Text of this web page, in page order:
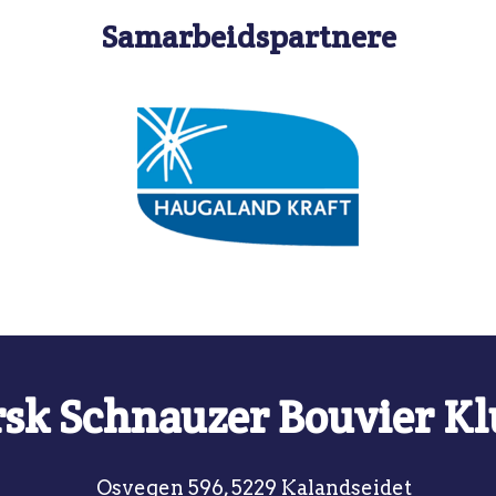
Samarbeidspartnere
Schnauzer Bouvier
Osvegen 596, 5229 Kalandseidet